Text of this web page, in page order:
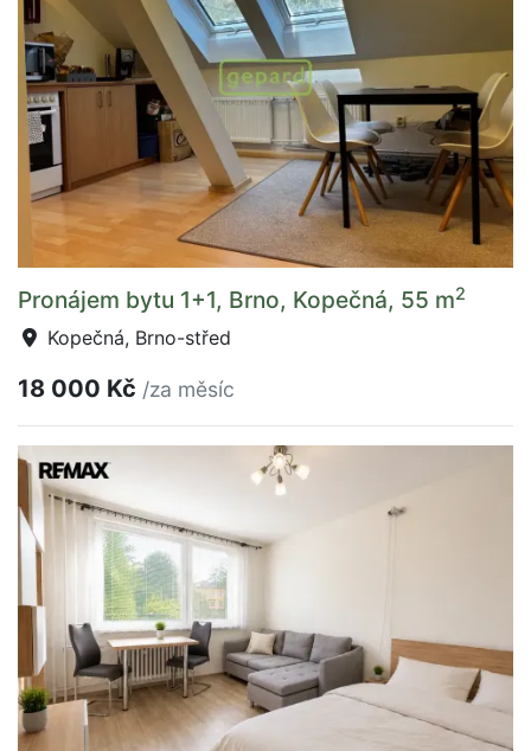
Pronájem bytu 1+1, Brno, Kopečná, 55 m2
Kopečná, Brno-střed
18 000 Kč /za měsíc